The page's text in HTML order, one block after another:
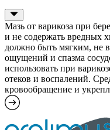
Мазь от варикоза при
и не содержать вредных
должно быть мягким, не
ощущений и спазма
использовать при
отеков и воспалений.
кровообращение и